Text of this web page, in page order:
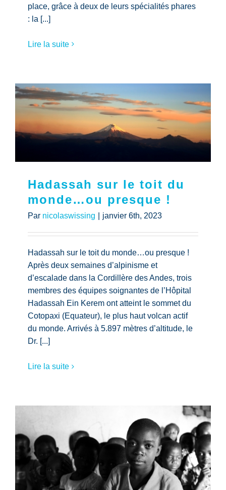
place, grâce à deux de leurs spécialités phares
: la [...]
Lire la suite
Hadassah sur le toit du
monde…ou presque !
Par nicolaswissing janvier 6th, 2023
Hadassah sur le toit du monde…ou presque !
Après deux semaines d’alpinisme et
d’escalade dans la Cordillère des Andes, trois
membres des équipes soignantes de l’Hôpital
Hadassah Ein Kerem ont atteint le sommet du
Cotopaxi (Equateur), le plus haut volcan actif
du monde. Arrivés à 5.897 mètres d’altitude, le
Dr. [...]
Lire la suite